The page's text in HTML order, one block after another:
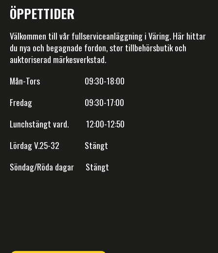
ÖPPETTIDER
Välkommen till vår fullserviceanläggning i Väring. Här hittar
du nya och begagnade fordon, stor tillbehörsbutik och
auktoriserad märkesverkstad.
Mån-Tors 09:30-18:00
Fredag 09:30-17:00
Lunchstängt vard. 12:00-12:50
Lördag V.25-32 Stängt
Söndag/Röda dagar Stängt